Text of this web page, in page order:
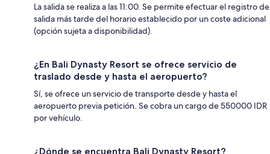
La salida se realiza a las 11:00. Se permite efectuar el registro de
salida más tarde del horario establecido por un coste adicional
(opción sujeta a disponibilidad).
¿En Bali Dynasty Resort se ofrece servicio de
traslado desde y hasta el aeropuerto?
Sí, se ofrece un servicio de transporte desde y hasta el
aeropuerto previa petición. Se cobra un cargo de 550000 IDR
por vehículo.
¿Dónde se encuentra Bali Dynasty Resort?